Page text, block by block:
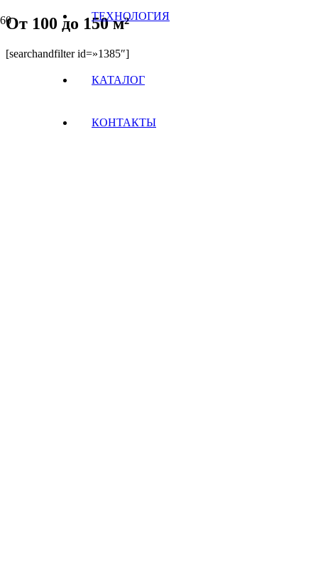
ТЕХНОЛОГИЯ
КАТАЛОГ
КОНТАКТЫ
От 100 до 150 м²
[searchandfilter id=»1385″]